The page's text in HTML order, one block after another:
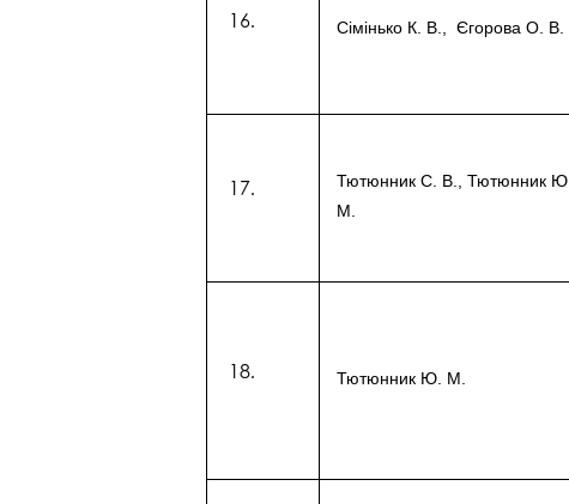
Сімінько К. В., Єгорова О. В.
Тютюнник С. В., Тютюнник Ю.
М.
Тютюнник Ю. М.